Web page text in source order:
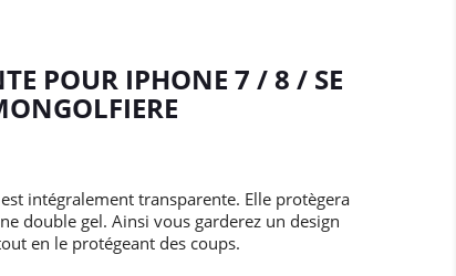
POUR IPHONE 7 / 8 / SE
intégralement transparente. Elle protègera
double gel. Ainsi vous garderez un design
en le protégeant des coups.